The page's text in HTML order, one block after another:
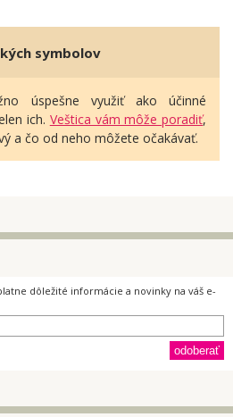
symbolov
úspešne využiť ako účinné
ich. Veštica vám môže poradiť,
a čo od neho môžete očakávať.
dôležité informácie a novinky na váš e-